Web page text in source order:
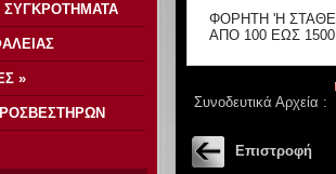
ΣΥΓΚΡΟΤΗΜΑΤΑ
»
ΦΟΡΗΤΗ 'Η
ΑΠΟ 100 ΕΩΣ
Συνοδευτικά Αρχεία :
Επιστροφή